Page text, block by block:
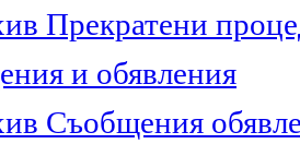
Прекратени
и обявления
Съобщения